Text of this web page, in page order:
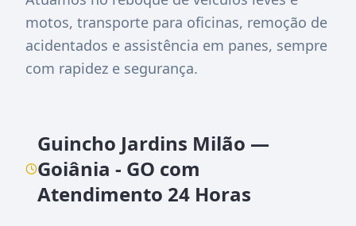
motos, transporte para oficinas, remoção de
acidentados e assistência em panes, sempre
com rapidez e segurança.
Guincho Jardins Milão —
Goiânia - GO com
Atendimento 24 Horas